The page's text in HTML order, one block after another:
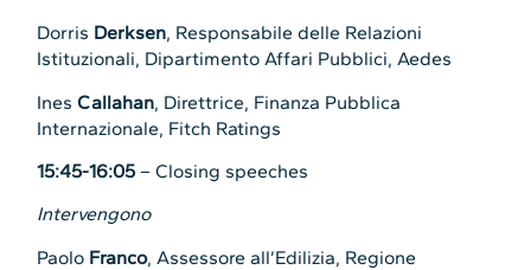
Dorris Derksen, Responsabile delle Relazioni
Istituzionali, Dipartimento Affari Pubblici, Aedes
InesCallahan, Direttrice, Finanza Pubblica
Internazionale, Fitch Ratings
15:45-16:05– Closing speeches
Intervengono
Paolo Franco, Assessore all’Edilizia, Regione